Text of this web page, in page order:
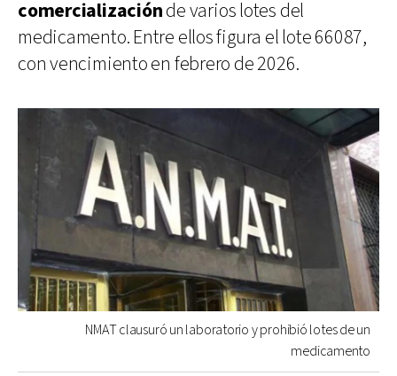
comercializaciónde varios lotes del
medicamento. Entre ellos figura el lote 66087,
con vencimiento en febrero de 2026.
NMAT clausuró un laboratorio y prohibió lotes de un
medicamento